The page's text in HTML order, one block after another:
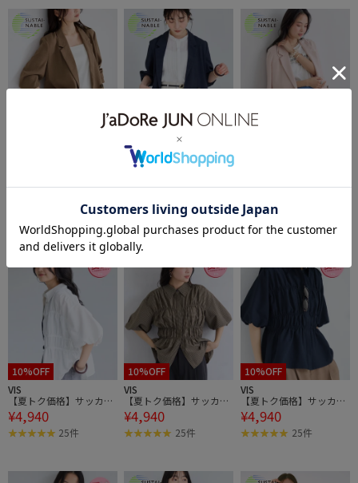
ケット/イージーケア・
54件
イージーケア
10%OFF
VIS
【新色追加】美easyリネ
ケット/イージーケア・
対応
54件
接触冷感
イージーケア
ケット/イージーケア・
対応
54件
接触冷感
イージーケア
10%OFF
VIS
【夏トク価格】サッカー
シャーリングバルーンシ
ャツ
¥4,940
25件
10%OFF
VIS
【夏トク価格】サッカー
シャーリングバルーンシ
ャツ
¥4,940
25件
10%OFF
VIS
【夏トク価格】サッカー
シャーリングバルーンシ
ャツ
¥4,940
25件